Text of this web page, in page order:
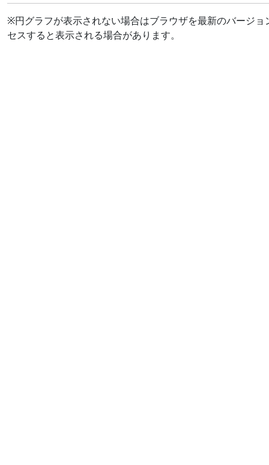
※円グラフが表示されない場合はブラウザを最新のバージ
セスすると表示される場合があります。